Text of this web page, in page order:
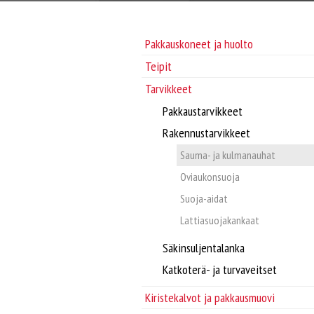
Pakkauskoneet ja huolto
Teipit
Tarvikkeet
Pakkaustarvikkeet
Rakennustarvikkeet
Sauma- ja kulmanauhat
Oviaukonsuoja
Suoja-aidat
Lattiasuojakankaat
Säkinsuljentalanka
Katkoterä- ja turvaveitset
Kiristekalvot ja pakkausmuovi